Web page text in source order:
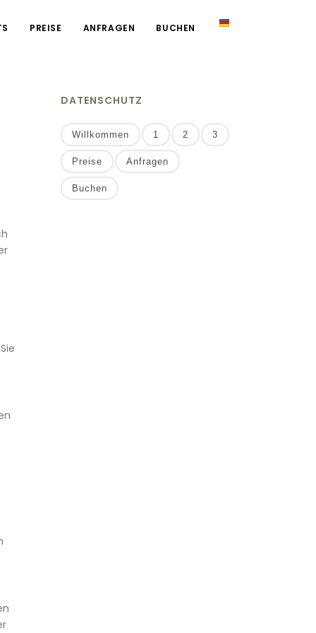
PREISE ANFRAGEN BUCHEN
DATENSCHUTZ
Willkommen 1 2 3
Preise Anfragen
Buchen